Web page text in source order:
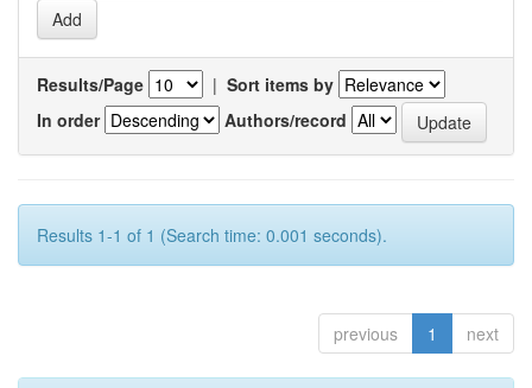
Results/Page | Sort items by
In order
Authors/record
Results 1-1 of 1 (Search time: 0.001 seconds).
previous 1 next